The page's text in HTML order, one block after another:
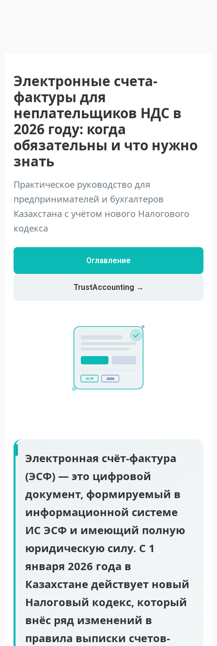
Электронные счета-
фактуры для
неплательщиков НДС в
2026 году: когда
обязательны и что нужно
знать
Практическое руководство для
предпринимателей и бухгалтеров
Казахстана с учётом нового Налогового
кодекса
Оглавление
TrustAccounting →
ЭСФ 2026
Электронная счёт-фактура
(ЭСФ) — это цифровой
документ, формируемый в
информационной системе
ИС ЭСФ и имеющий полную
юридическую силу. С 1
января 2026 года в
Казахстане действует новый
Налоговый кодекс, который
внёс ряд изменений в
правила выписки счетов-